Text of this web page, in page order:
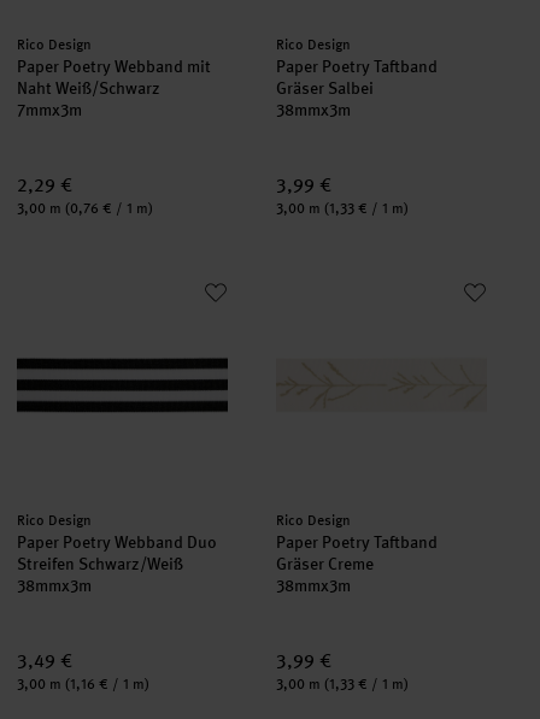
Hersteller:
Rico Design
Paper Poetry Webband mit
Naht Weiß/Schwarz
7mmx3m
2,29 €
Inhalt:
3,00 m (0,76 € / 1 m)
Hersteller:
Rico Design
Paper Poetry Taftband
Gräser Salbei
38mmx3m
3,99 €
Inhalt:
3,00 m (1,33 € / 1 m)
Paper Poetry Webband Duo Streifen Schwarz/Weiß
Hersteller:
Rico Design
Paper Poetry Webband Duo
Streifen Schwarz/Weiß
38mmx3m
3,49 €
Inhalt:
3,00 m (1,16 € / 1 m)
Paper Poetry Taftband Gräser
Hersteller:
Rico Design
Paper Poetry Taftband
Gräser Creme
38mmx3m
3,99 €
Inhalt:
3,00 m (1,33 € / 1 m)